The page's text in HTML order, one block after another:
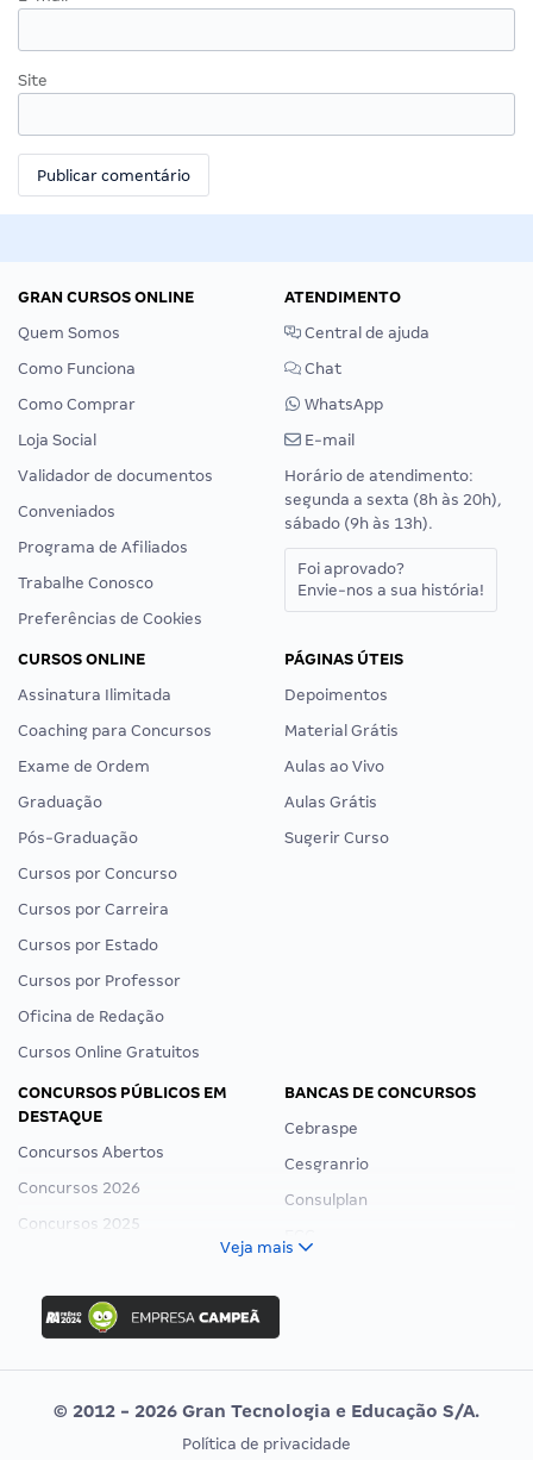
Site
GRAN CURSOS ONLINE
Quem Somos
Como Funciona
Como Comprar
Loja Social
Validador de documentos
Conveniados
Programa de Afiliados
Trabalhe Conosco
Preferências de Cookies
ATENDIMENTO
Central de ajuda
Chat
WhatsApp
E-mail
Horário de atendimento:
segunda a sexta (8h às 20h),
sábado (9h às 13h).
Foi aprovado?
Envie-nos a sua história!
CURSOS ONLINE
Assinatura Ilimitada
Coaching para Concursos
Exame de Ordem
Graduação
Pós-Graduação
Cursos por Concurso
Cursos por Carreira
Cursos por Estado
Cursos por Professor
Oficina de Redação
Cursos Online Gratuitos
PÁGINAS ÚTEIS
Depoimentos
Material Grátis
Aulas ao Vivo
Aulas Grátis
Sugerir Curso
CONCURSOS PÚBLICOS EM
DESTAQUE
Concursos Abertos
Concursos 2026
Concursos 2025
Concurso Ibama
Concurso MPU
Editais publicados
BANCAS DE CONCURSOS
Cebraspe
Cesgranrio
Consulplan
Vunesp
CONCURSOS POR PROFISSÃO EXAME DE ORDEM
Veja mais
© 2012 - 2026 Gran Tecnologia e Educação S/A.
Política de privacidade